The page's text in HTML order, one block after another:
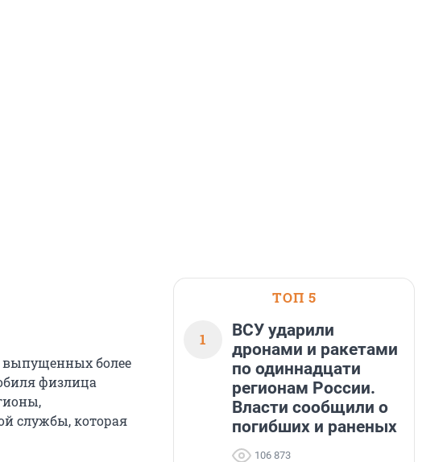
выпущенных более
физлица
службы, которая
ТОП 5
1
ВСУ ударили
дронами и ракетами
по одиннадцати
регионам России.
Власти сообщили о
погибших и раненых
106 873